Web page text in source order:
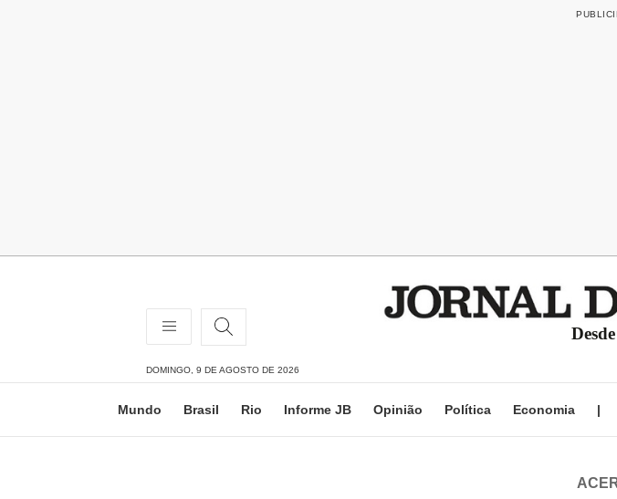
DOMINGO, 9 DE AGOSTO DE 2026
Mundo Brasil Rio Informe JB Opinião Política Economia |